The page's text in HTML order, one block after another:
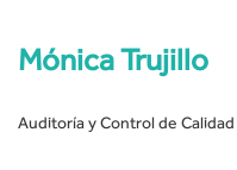
Mónica Trujillo
Auditoría y Control de Calidad